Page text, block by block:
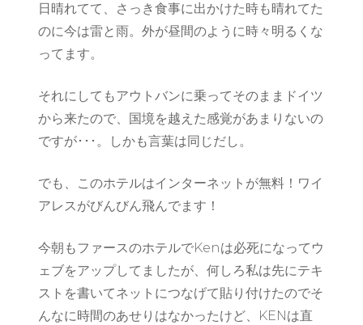
日晴れてて、さっき食事に出かけた時も晴れてた
のに今は雷と雨。外が昼間のように時々明るくな
ってます。
それにしてもアウトバンに乗ってそのままドイツ
から来たので、国境を越えた感覚があまりないの
ですが･･･。しかも言葉は同じだし。
でも、このホテルはインターネットが無料！ワイ
アレスがびんびん飛んでます！
今朝もファースのホテルでKenは必死になってウ
ェブをアップしてましたが、何しろ私は先にテキ
ストを書いてネットにつなげて貼り付けたのでそ
んなに時間のあせりはなかったけど、KENは直